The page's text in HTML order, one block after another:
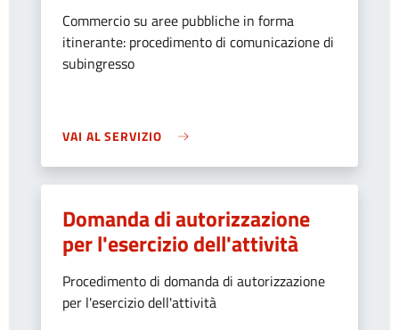
Commercio su aree pubbliche in forma
itinerante: procedimento di comunicazione di
subingresso
VAI AL SERVIZIO
Domanda di autorizzazione
per l'esercizio dell'attività
Procedimento di domanda di autorizzazione
per l'esercizio dell'attività